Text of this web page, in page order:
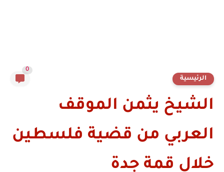
الرئيسية
0
الشيخ يثمن الموقف
العربي من قضية فلسطين
خلال قمة جدة